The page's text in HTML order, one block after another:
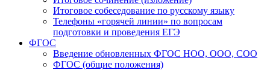
Итоговое собеседование по русскому языку
Телефоны «горячей линии» по вопросам
подготовки и проведения ЕГЭ
ФГОС
Введение обновленных ФГОС НОО, ООО, СОО
ФГОС (общие положения)